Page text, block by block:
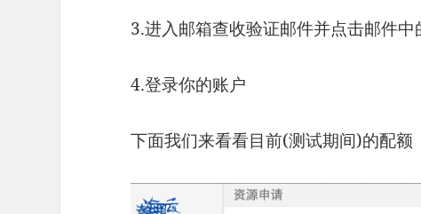
3.进入邮箱查收验证邮件并点击邮件中
4.登录你的账户
下面我们来看看目前(测试期间)的配额